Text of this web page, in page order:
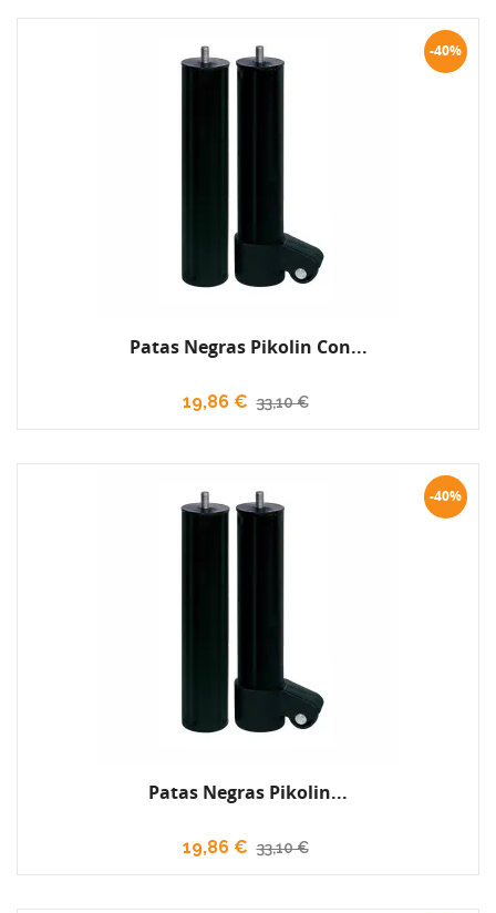
-40%
Patas Negras Pikolin Con...
19,86 € 33,10 €
-40%
Patas Negras Pikolin...
19,86 € 33,10 €